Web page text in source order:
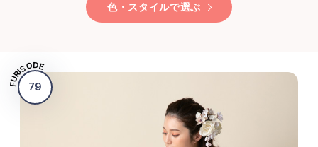
色・スタイルで選ぶ
FURISODE
79